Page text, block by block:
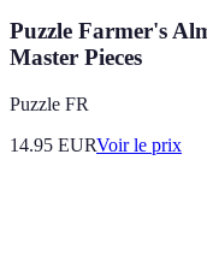
Puzzle Farmer's
Master Pieces
Puzzle FR
14.95 EURVoir le prix